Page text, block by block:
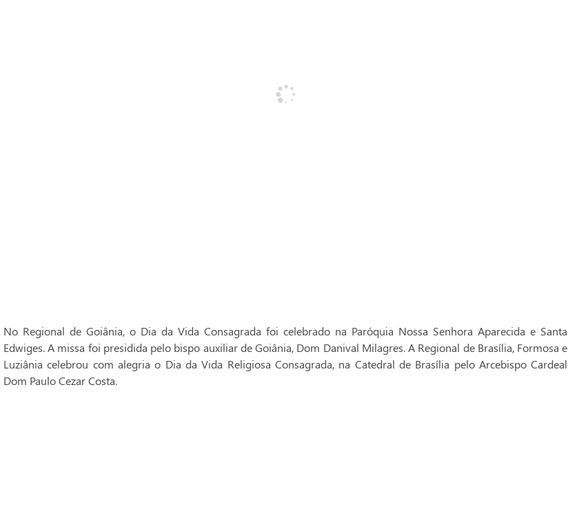
No Regional de Goiânia, o Dia da Vida Consagrada foi celebrado na Paróquia Nossa Senhora Aparecida e Santa
Edwiges. A missa foi presidida pelo bispo auxiliar de Goiânia, Dom Danival Milagres. A Regional de Brasília, Formosa e
Luziânia celebrou com alegria o Dia da Vida Religiosa Consagrada, na Catedral de Brasília pelo Arcebispo Cardeal
Dom Paulo Cezar Costa.